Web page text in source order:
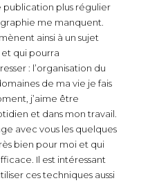
plus régulier
me manquent.
ainsi à un sujet
qui pourra
: l’organisation du
de ma vie je fais
j’aime être
et dans mon travail.
avec vous les quelques
bien pour moi et qui
Il est intéressant
ces techniques aussi